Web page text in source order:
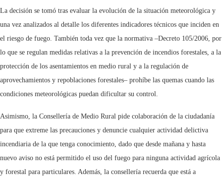
La decisión se tomó tras evaluar la evolución de la situación meteorológica y
una vez analizados al detalle los diferentes indicadores técnicos que inciden en
el riesgo de fuego. También toda vez que la normativa –Decreto 105/2006, por
lo que se regulan medidas relativas a la prevención de incendios forestales, a la
protección de los asentamientos en medio rural y a la regulación de
aprovechamientos y repoblaciones forestales– prohíbe las quemas cuando las
condiciones meteorológicas puedan dificultar su control.
Asimismo, la Consellería de Medio Rural pide colaboración de la ciudadanía
para que extreme las precauciones y denuncie cualquier actividad delictiva
incendiaria de la que tenga conocimiento, dado que desde mañana y hasta
nuevo aviso no está permitido el uso del fuego para ninguna actividad agrícola
y forestal para particulares. Además, la consellería recuerda que está a